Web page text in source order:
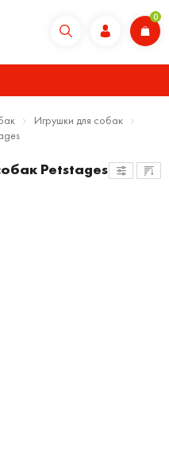
0
Игрушки для собак
Petstages